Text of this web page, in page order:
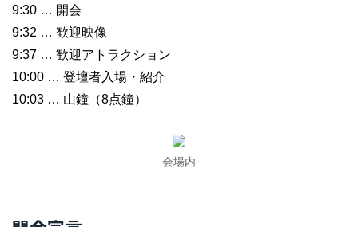
9:30 … 開会
9:32 … 歓迎映像
9:37 … 歓迎アトラクション
10:00 … 登壇者入場・紹介
10:03 … 山鐘（8点鐘）
会場内